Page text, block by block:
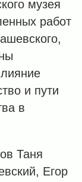
музея
работ
и пути
в
Таня
Егор